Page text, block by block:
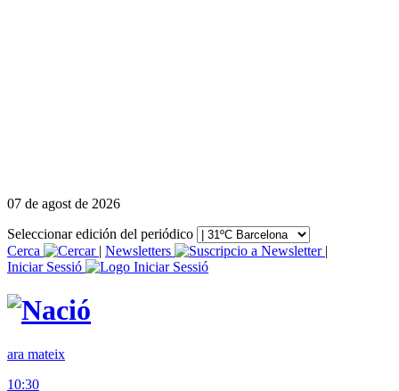
07 de agost de 2026
Seleccionar edición del periódico
Cerca
| Newsletters
|
Iniciar Sessió
ara mateix
10:30